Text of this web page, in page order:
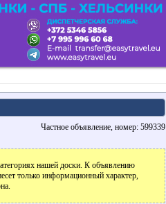
Частное объявление, номер: 599339
нашей доски. К объявлению
только информационный характер,